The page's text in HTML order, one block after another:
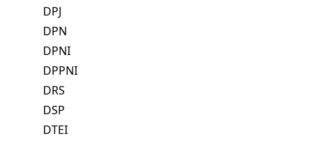
DPJ
DPN
DPNI
DPPNI
DRS
DSP
DTEI